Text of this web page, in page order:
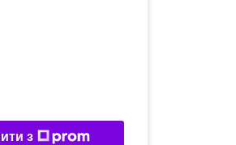
з